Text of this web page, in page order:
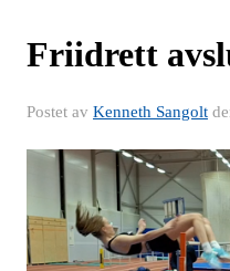
Friidrett
Postet av Kenneth Sangolt